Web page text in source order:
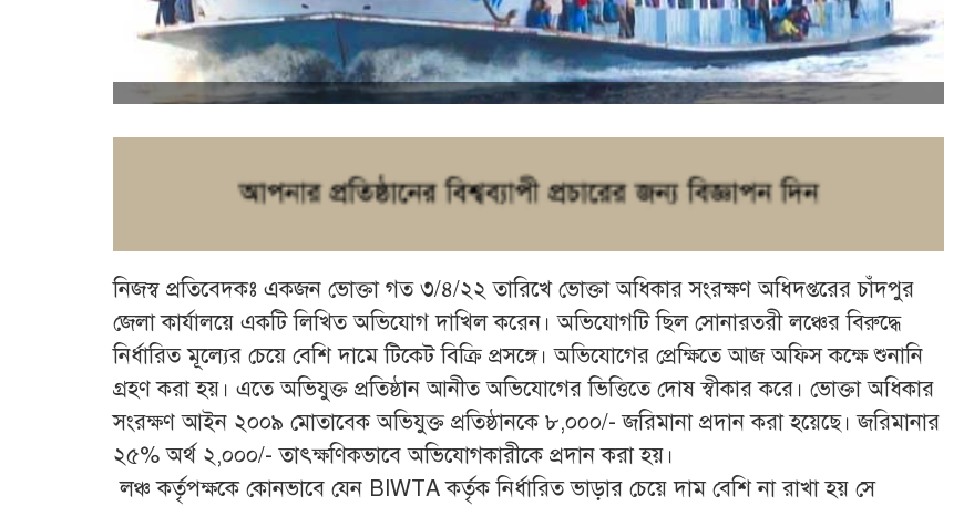
নিজস্ব প্রতিবেদকঃ একজন ভোক্তা গত ৩/৪/২২ তারিখে ভোক্তা অধিকার সংরক্ষণ অধিদপ্তরের চাঁদপুর
জেলা কার্যালয়ে একটি লিখিত অভিযোগ দাখিল করেন। অভিযোগটি ছিল সোনারতরী লঞ্চের বিরুদ্ধে
নির্ধারিত মূল্যের চেয়ে বেশি দামে টিকেট বিক্রি প্রসঙ্গে। অভিযোগের প্রেক্ষিতে আজ অফিস কক্ষে শুনানি
গ্রহণ করা হয়। এতে অভিযুক্ত প্রতিষ্ঠান আনীত অভিযোগের ভিত্তিতে দোষ স্বীকার করে। ভোক্তা অধিকার
সংরক্ষণ আইন ২০০৯ মোতাবেক অভিযুক্ত প্রতিষ্ঠানকে ৮,০০০/- জরিমানা প্রদান করা হয়েছে। জরিমানার
২৫% অর্থ ২,০০০/- তাৎক্ষণিকভাবে অভিযোগকারীকে প্রদান করা হয়।
লঞ্চ কর্তৃপক্ষকে কোনভাবে যেন BIWTA কর্তৃক নির্ধারিত ভাড়ার চেয়ে দাম বেশি না রাখা হয় সে